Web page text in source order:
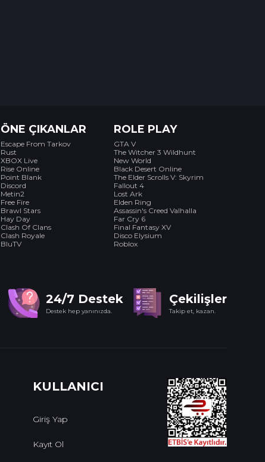
ÖNE ÇIKANLAR
Escape From Tarkov
Rust
XBOX Live
Rise Online
Point Blank
Discord
Metin2
Free Fire
Brawl Stars
Hay Day
Clash Of Clans
Clash Royale
BluTV
ROLE PLAY
GTA V
The Witcher 3 Wildhunt
New World
Black Desert Online
The Elder Scrolls V: Skyrim
Fallout 4
Lost Ark
Elden Ring
Assassin's Creed Valhalla
Far Cry 6
Final Fantasy XV
Disco Elysium
Roblox
24/7 Destek
Destek hep yanınızda.
Çekilişler
Takip et, kazan.
KULLANICI
Giriş Yap
Kayıt Ol